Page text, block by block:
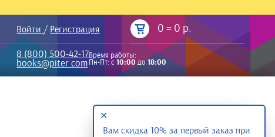
Войти / Регистрация 0 = 0 р.
8 (800) 500-42-17
books@piter.com
Время работы:
Пн-Пт: с10:00до18:00
Вам скидка 10% за первый заказ при
✕